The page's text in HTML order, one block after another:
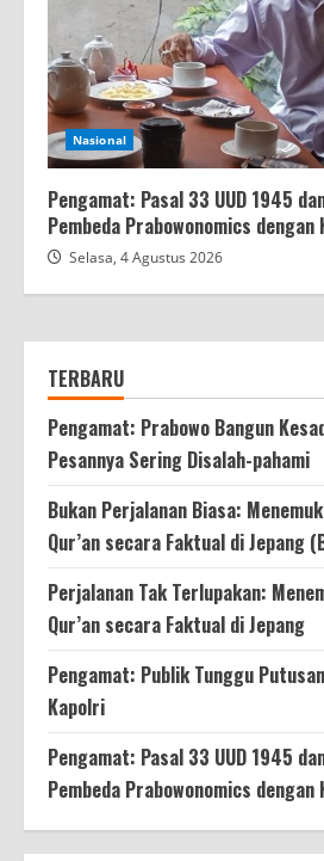
Nasional
Pengamat: Pasal 33 UUD 1945
Pembeda Prabowonomics
Selasa, 4 Agustus 2026
TERBARU
Pengamat: Prabowo Bangun
Pesannya Sering Disalah-pahami
Bukan Perjalanan Biasa:
Qur’an secara Faktual di Jepang
Perjalanan Tak Terlupakan:
Qur’an secara Faktual di Jepang
Pengamat: Publik Tunggu
Kapolri
Pengamat: Pasal 33 UUD 1945
Pembeda Prabowonomics